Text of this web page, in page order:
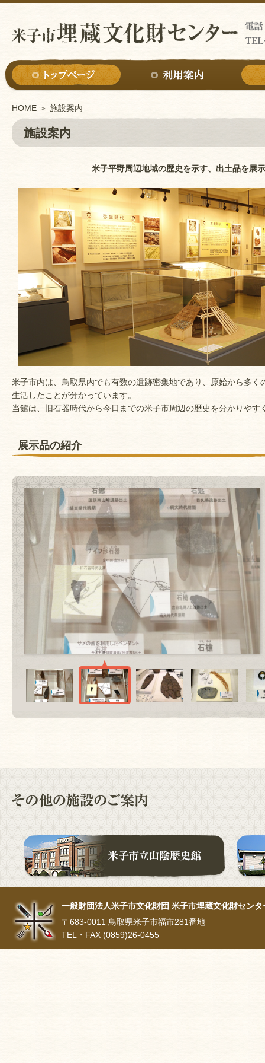
HOME ＞ 施設案内
施設案内
米子平野周辺地域の歴史を示す、出土品を展
米子市内は、鳥取県内でも有数の遺跡密集地であり、原始から多
生活したことが分かっています。
当館は、旧石器時代から今日までの米子市周辺の歴史を分かりや
展示品の紹介
一般財団法人米子市文化財団 米子市埋蔵文化財センタ
〒683-0011 鳥取県米子市福市281番地
TEL・FAX (0859)26-0455